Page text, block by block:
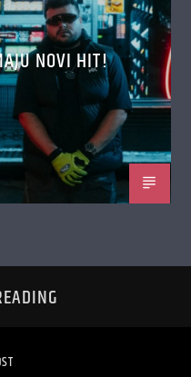
NOVI HIT!